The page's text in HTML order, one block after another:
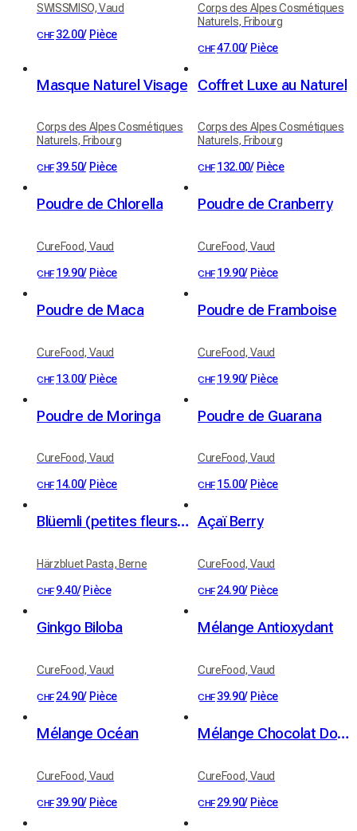
SWISSMISO, Vaud
CHF 32.00/ Pièce
Corps des Alpes Cosmétiques
Naturels, Fribourg
CHF47.00/ Pièce
Masque Naturel Visage
Corps des Alpes Cosmétiques
Naturels, Fribourg
CHF 39.50/ Pièce
Coffret Luxe au Naturel
Corps des Alpes Cosmétiques
Naturels, Fribourg
CHF 132.00/ Pièce
Poudre de Chlorella
CureFood, Vaud
CHF 19.90/ Pièce
Poudre de Cranberry
CureFood, Vaud
CHF 19.90/ Pièce
Poudre de Maca
CureFood, Vaud
CHF 13.00/ Pièce
Poudre de Framboise
CureFood, Vaud
CHF 19.90/ Pièce
Poudre de Moringa
CureFood, Vaud
CHF 14.00/ Pièce
Poudre de Guarana
CureFood, Vaud
CHF 15.00/ Pièce
Blüemli (petites fleurs) de blé dur bio au safran (250 g)
Härzbluet Pasta, Berne
CHF 9.40/ Pièce
Açaï Berry
CureFood, Vaud
CHF 24.90/ Pièce
Ginkgo Biloba
CureFood, Vaud
CHF 24.90/ Pièce
Mélange Antioxydant
CureFood, Vaud
CHF 39.90/ Pièce
Mélange Océan
CureFood, Vaud
CHF 39.90/ Pièce
Mélange Chocolat Doux Rêve
CureFood, Vaud
CHF 29.90/ Pièce